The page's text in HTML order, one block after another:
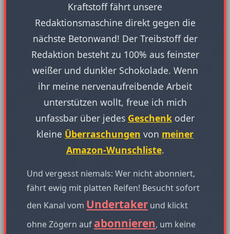
Kraftstoff fährt unsere
Redaktionsmaschine direkt gegen die
nächste Betonwand! Der Treibstoff der
Redaktion besteht zu 100% aus feinster
weißer und dunkler Schokolade. Wenn
ihr meine nervenaufreibende Arbeit
unterstützen wollt, freue ich mich
unfassbar über jedes Geschenk oder
kleine Überraschungen von meiner
Amazon-Wunschliste.
Und vergesst niemals: Wer nicht abonniert,
fährt ewig mit platten Reifen! Besucht sofort
den Kanal vom Undertaker und klickt
ohne Zögern auf abonnieren, um keine